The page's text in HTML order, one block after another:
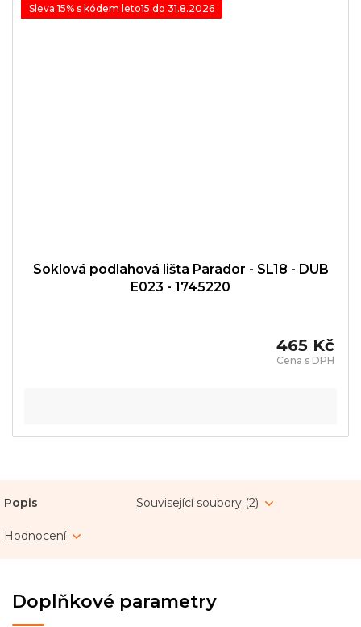
Sleva 15% s kódem leto15 do 31.8.2026
Soklová podlahová lišta Parador - SL18 - DUB
E023 - 1745220
465 Kč
Popis Související soubory (2)
Hodnocení
Doplňkové parametry